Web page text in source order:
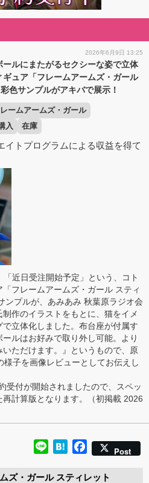
2026年6月9日 13:25
ールにまたがるセクシーな姿で立体
ュア「フレームアームズ・ガール
色サンプルがアキバで展示！
ームアームズ・ガール
入 在庫
イトプログラムによる収益を得て
近日受注開始予定」という、コト
フレームアームズ・ガール スティ
ンプルが、あみあみ 秋葉原ラジオ会
作のイラストをもとに、猫をイメ
立体化しました。布台座が付属す
ルはお好みで取り外し可能。より
ただけます。』というもので、原
子を画像レビューとしてお伝えし
受付が開始されましたので、スペッ
計算版となります。（初掲載 2026
Line HatenaFacebook
Post
ズ・ガール スティレット